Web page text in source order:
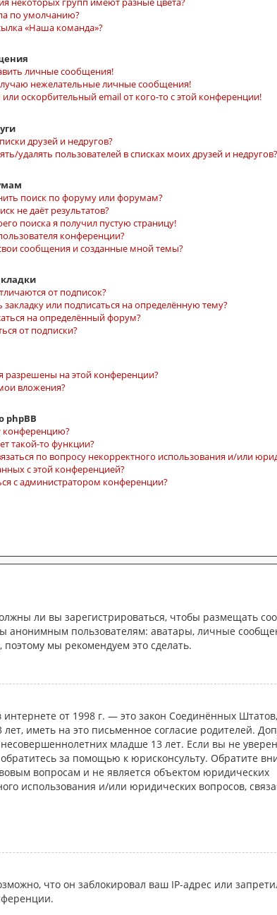
по умолчанию?
«Наша команда»?
личные сообщения!
нежелательные личные сообщения!
оскорбительный email от кого-то с этой конференции!
друзей и недругов?
удалять пользователей в списках моих друзей и недругов?
поиск по форуму или форумам?
не даёт результатов?
поиска я получил пустую страницу!
конференции?
сообщения и созданные мной темы?
от подписок?
закладку или подписаться на определённую тему?
на определённый форум?
от подписки?
разрешены на этой конференции?
вложения?
phpBB
конференцию?
такой-то функции?
по вопросу некорректного использования и/или
с этой конференцией?
с администратором конференции?
ли вы зарегистрироваться, чтобы размещать
анонимным пользователям: аватары, личные
мы рекомендуем это сделать.
от 1998 г. — это закон Соединённых Штатов,
иметь на это письменное согласие родителей.
младше 13 лет. Если вы не
за помощью к юрисконсульту. Обратите
вопросам и не является объектом юридических
использования и/или юридических вопросов,
что он заблокировал ваш IP-адрес или